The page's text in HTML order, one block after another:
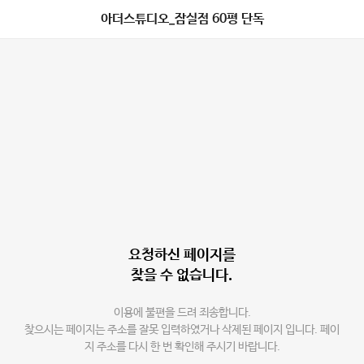
아더스튜디오_잠실점 60평 단독
요청하신 페이지를
찾을 수 없습니다.
이용에 불편을 드려 죄송합니다.
찾으시는 페이지는 주소를 잘못 입력하였거나 삭제된 페이지 입니다. 페이
지 주소를 다시 한 번 확인해 주시기 바랍니다.